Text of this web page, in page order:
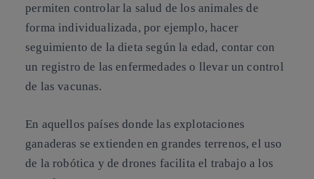
permiten controlar la salud de los animales de
forma individualizada, por ejemplo, hacer
seguimiento de la dieta según la edad, contar con
un registro de las enfermedades o llevar un control
de las vacunas.
En aquellos países donde las explotaciones
ganaderas se extienden en grandes terrenos, el uso
de la robótica y de drones facilita el trabajo a los